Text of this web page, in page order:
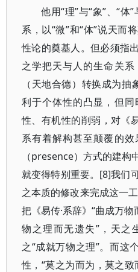
他用“理”与“象”、“体
系，以“微”和“体”说天而
性论的奠基人。但必须指
之学把天与人的生命关
（天地合德）转换成为抽
利于个体性的凸显，但
性、有机性的削弱，对《
系有着解构甚至颠覆的
（presence）方式的建构
就变得特别重要。[8]我们
之本质的修改来完成这一
把《易传·系辞》“曲成万
物之理而无遗失”，天之
之“成就万物之理”。而这
性，“莫之为而为，莫之